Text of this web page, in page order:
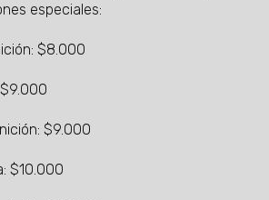
especiales:
$8.000
$9.000
$10.000